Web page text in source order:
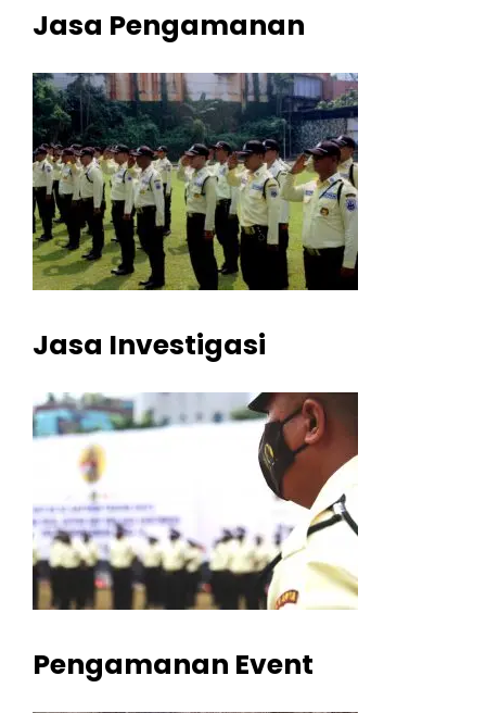
Jasa Pengamanan
Jasa Investigasi
Pengamanan Event